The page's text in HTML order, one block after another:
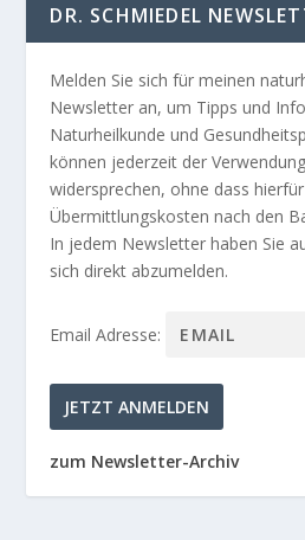
DR. SCHMIEDEL
Melden Sie sich für meinen
Newsletter an, um Tipps und
Naturheilkunde und
können jederzeit der
widersprechen, ohne dass
Übermittlungskosten nach den
In jedem Newsletter haben Sie
sich direkt abzumelden.
Email Adresse:
zum Newsletter-Archiv